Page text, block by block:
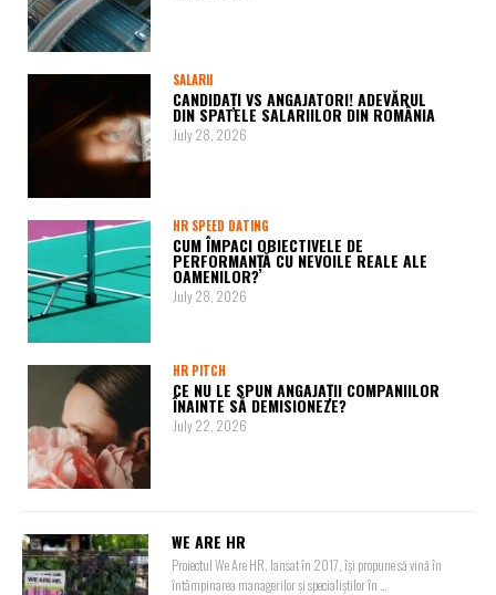
SALARII
CANDIDAȚI VS ANGAJATORI! ADEVĂRUL
DIN SPATELE SALARIILOR DIN ROMÂNIA
July 28, 2026
HR SPEED DATING
CUM ÎMPACI OBIECTIVELE DE
PERFORMANȚĂ CU NEVOILE REALE ALE
OAMENILOR?
July 28, 2026
HR PITCH
CE NU LE SPUN ANGAJAȚII COMPANIILOR
ÎNAINTE SĂ DEMISIONEZE?
July 22, 2026
WE ARE HR
Proiectul We Are HR, lansat în 2017, își propune să vină în
întâmpinarea managerilor și specialiștilor în ...